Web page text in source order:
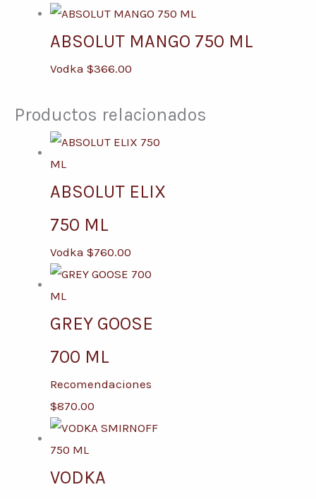
ABSOLUT MANGO 750 ML
Vodka $366.00
Productos relacionados
ABSOLUT ELIX
750 ML
Vodka $760.00
GREY GOOSE
700 ML
Recomendaciones
$870.00
VODKA